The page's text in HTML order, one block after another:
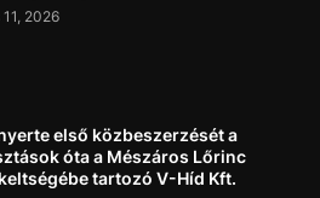
2026
első közbeszerzését a
óta a Mészáros Lőrinc
tartozó V-Híd Kft.